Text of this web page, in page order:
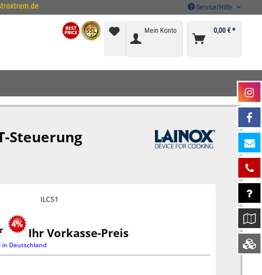
Service/Hilfe
Mein Konto 0,00 € *
Steuerung
ILCS1
Ihr Vorkasse-Preis
Deutschland